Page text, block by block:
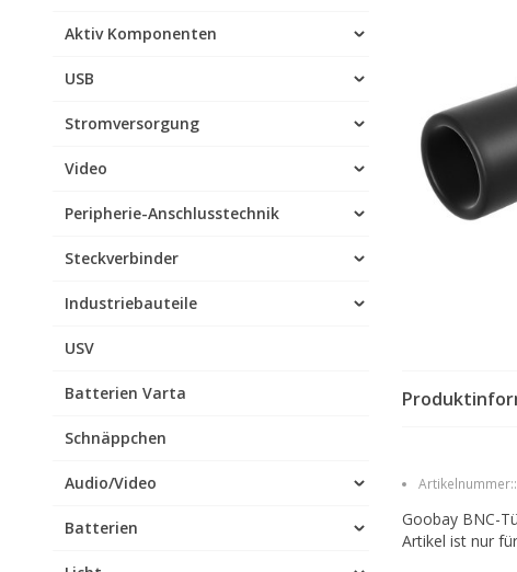
Aktiv Komponenten
USB
Stromversorgung
Video
Peripherie-Anschlusstechnik
Steckverbinder
Industriebauteile
USV
Batterien Varta
Schnäppchen
Audio/Video
Batterien
Artikelnummer::
Goobay BNC-
Artikel ist nur